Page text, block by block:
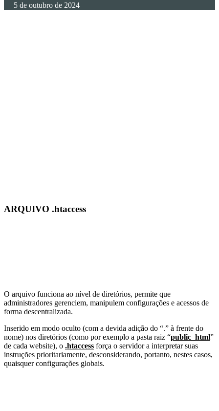
5 de outubro de 2024
ARQUIVO .htaccess
O arquivo funciona ao nível de diretórios, permite que
administradores gerenciem, manipulem configurações e acessos de
forma descentralizada.
Inserido em modo oculto (com a devida adição do “.” à frente do
nome) nos diretórios (como por exemplo a pasta raiz “public_html”
de cada website), o .htaccess força o servidor a interpretar suas
instruções prioritariamente, desconsiderando, portanto, nestes casos,
quaisquer configurações globais.